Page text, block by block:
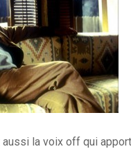
la voix off qui